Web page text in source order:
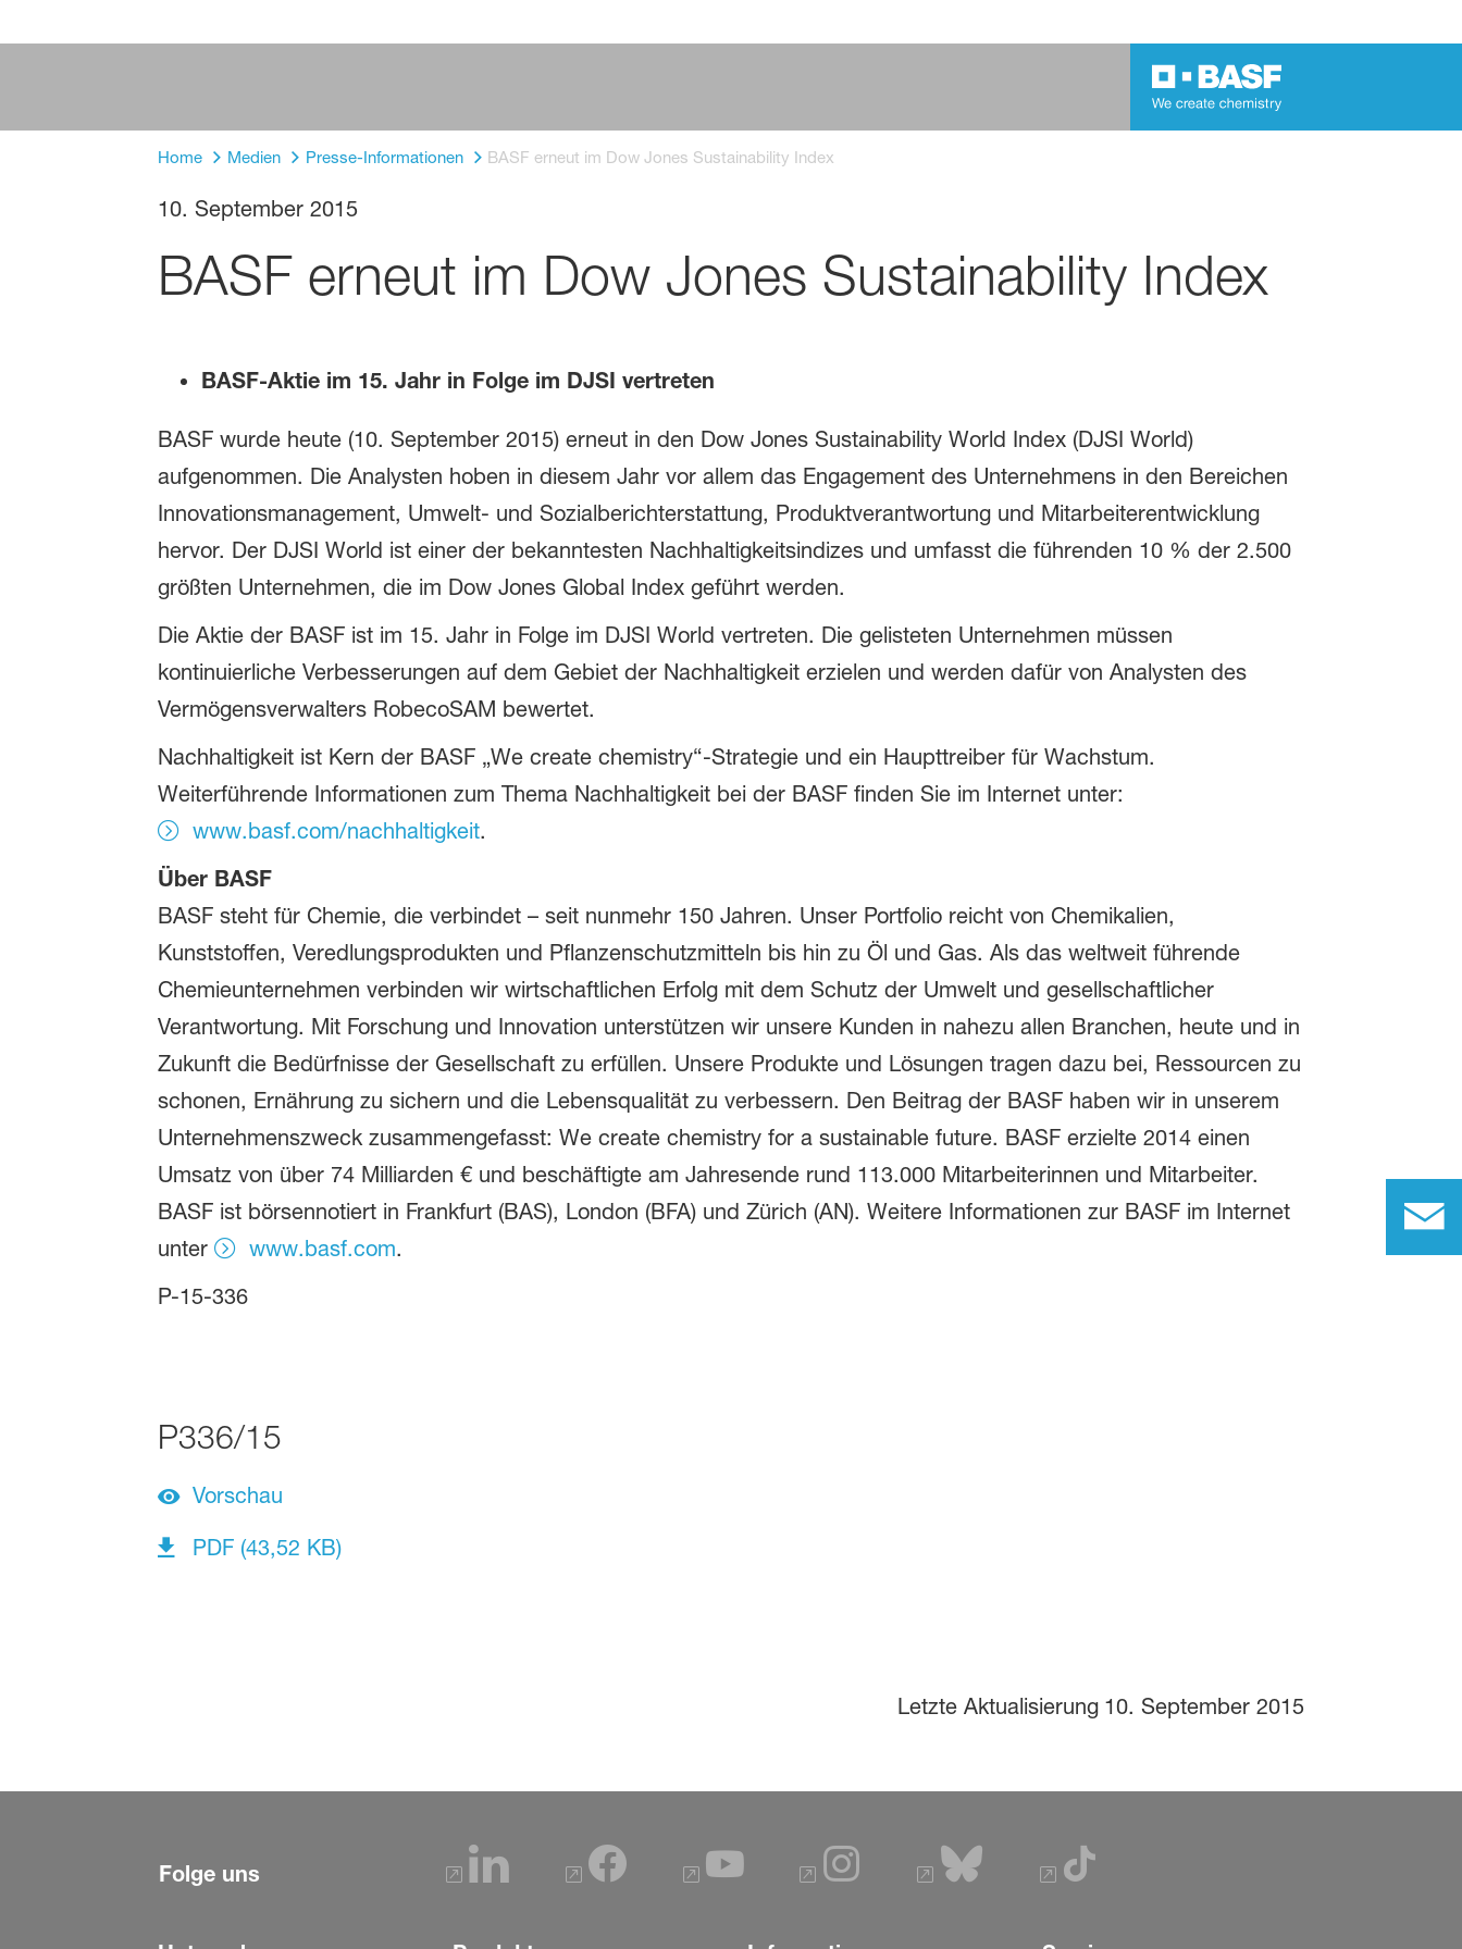
Home Medien Presse-Informationen BASF erneut im Dow Jones Sustainability Index
10. September 2015
BASF erneut im Dow Jones Sustainability Index
BASF-Aktie im 15. Jahr in Folge im DJSI vertreten
BASF wurde heute (10. September 2015) erneut in den Dow Jones Sustainability World Index (DJSI World)
aufgenommen. Die Analysten hoben in diesem Jahr vor allem das Engagement des Unternehmens in den Bereichen
Innovationsmanagement, Umwelt- und Sozialberichterstattung, Produktverantwortung und Mitarbeiterentwicklung
hervor. Der DJSI World ist einer der bekanntesten Nachhaltigkeitsindizes und umfasst die führenden 10 % der 2.500
größten Unternehmen, die im Dow Jones Global Index geführt werden.
Die Aktie der BASF ist im 15. Jahr in Folge im DJSI World vertreten. Die gelisteten Unternehmen müssen
kontinuierliche Verbesserungen auf dem Gebiet der Nachhaltigkeit erzielen und werden dafür von Analysten des
Vermögensverwalters RobecoSAM bewertet.
Nachhaltigkeit ist Kern der BASF „We create chemistry“-Strategie und ein Haupttreiber für Wachstum.
Weiterführende Informationen zum Thema Nachhaltigkeit bei der BASF finden Sie im Internet unter:
www.basf.com/nachhaltigkeit.
Über BASF
BASF steht für Chemie, die verbindet – seit nunmehr 150 Jahren. Unser Portfolio reicht von Chemikalien,
Kunststoffen, Veredlungsprodukten und Pflanzenschutzmitteln bis hin zu Öl und Gas. Als das weltweit führende
Chemieunternehmen verbinden wir wirtschaftlichen Erfolg mit dem Schutz der Umwelt und gesellschaftlicher
Verantwortung. Mit Forschung und Innovation unterstützen wir unsere Kunden in nahezu allen Branchen, heute und in
Zukunft die Bedürfnisse der Gesellschaft zu erfüllen. Unsere Produkte und Lösungen tragen dazu bei, Ressourcen zu
schonen, Ernährung zu sichern und die Lebensqualität zu verbessern. Den Beitrag der BASF haben wir in unserem
Unternehmenszweck zusammengefasst: We create chemistry for a sustainable future. BASF erzielte 2014 einen
Umsatz von über 74 Milliarden € und beschäftigte am Jahresende rund 113.000 Mitarbeiterinnen und Mitarbeiter.
BASF ist börsennotiert in Frankfurt (BAS), London (BFA) und Zürich (AN). Weitere Informationen zur BASF im Internet
unter
www.basf.com.
P-15-336
P336/15
Vorschau
PDF (43,52 KB)
Letzte Aktualisierung 10. September 2015
Folge uns